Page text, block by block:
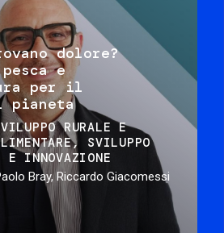
dolore?
e
per il
pianeta
RURALE E
SVILUPPO
E INNOVAZIONE
Bray, Riccardo Giacomessi